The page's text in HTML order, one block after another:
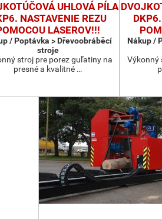
UHLOVÁ PÍLA
NASTAVENIE REZU
LASEROV!!!
/ Poptávka > Dřevoobráběcí
stroje
stroj pre porez guľatiny na
presné a kvalitné …
Nákup /
Výkonný